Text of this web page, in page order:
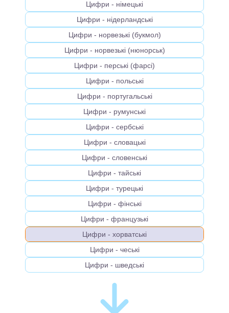
Цифри - німецькi
Цифри - нідерландськi
Цифри - норвезькi (букмол)
Цифри - норвезькi (нюнорськ)
Цифри - перськi (фарсі)
Цифри - польськi
Цифри - португальськi
Цифри - румунськi
Цифри - сербськi
Цифри - словацькi
Цифри - словенськi
Цифри - тайськi
Цифри - турецькi
Цифри - фінськi
Цифри - французькi
Цифри - хорватськi
Цифри - чеськi
Цифри - шведськi